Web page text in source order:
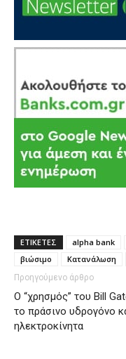
ΕΤΙΚΕΤΕΣ alpha bank
βιώσιμο
Κατανάλωση
Προηγούμενο άρθρο
Ο “χρησμός” του Bill
το πράσινο υδρογόνο
ηλεκτροκίνητα